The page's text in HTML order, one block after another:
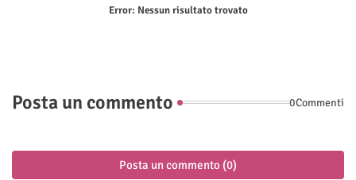
Error: Nessun risultato trovato
Posta un commento 0Commenti
Posta un commento (0)